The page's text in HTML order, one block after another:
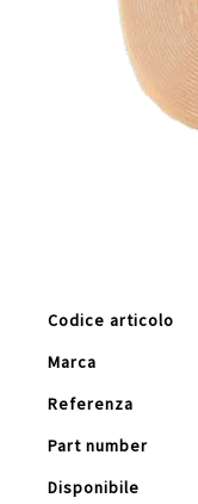
immagini
Maggiori
Codice articolo
Marca
Referenza
Part number
Disponibile